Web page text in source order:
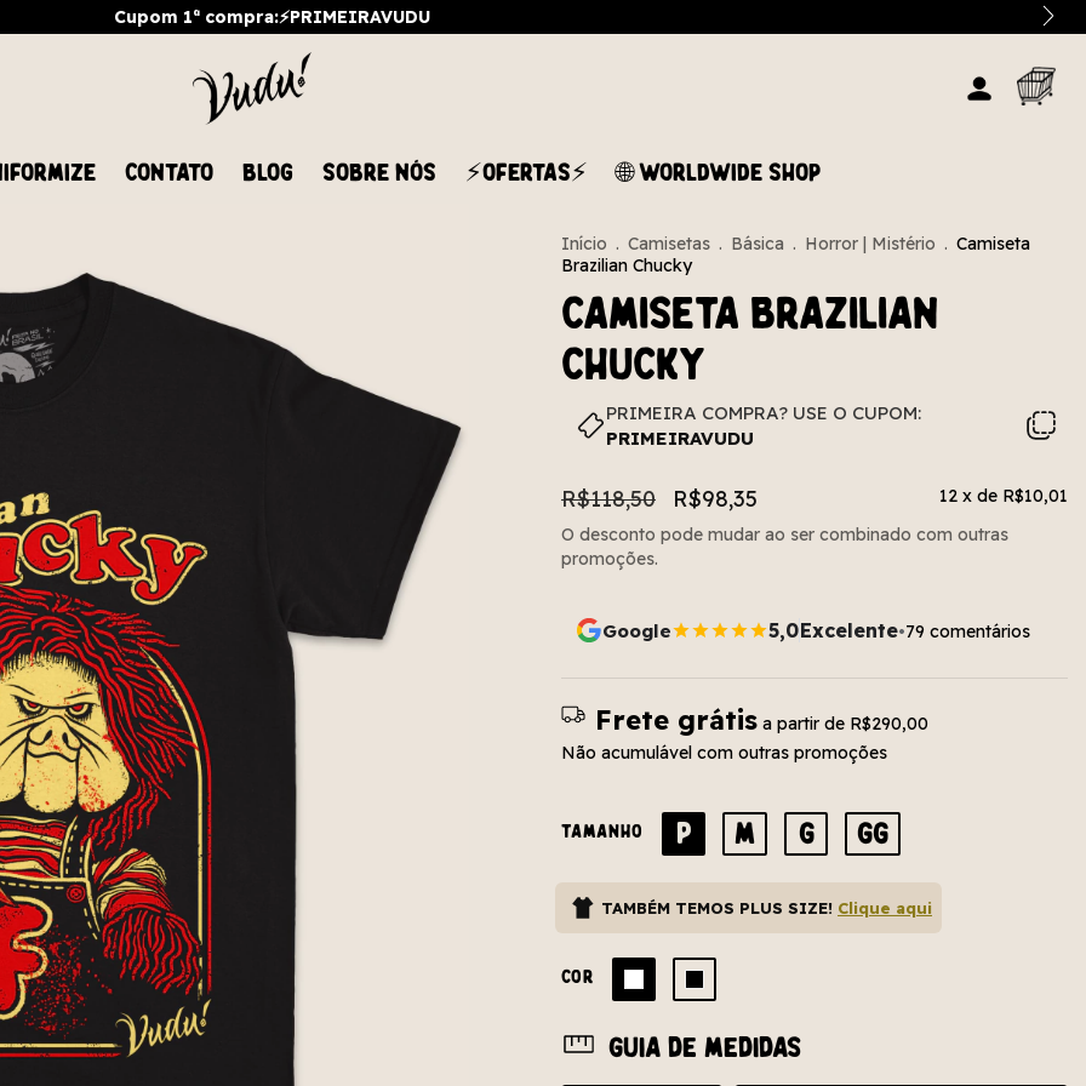
Cupom 1ª compra:⚡PRIMEIRAVUDU
CONTATO BLOG SOBRE NÓS ⚡OFERTAS⚡ 🌐 WORLDWIDE SHOP
Início . Camisetas . Básica . Horror | Mistério . Camiseta
Brazilian Chucky
Camiseta Brazilian
Chucky
PRIMEIRA COMPRA? USE O CUPOM:
PRIMEIRAVUDU
R$118,50 R$98,35 12 x de R$10,01
O desconto pode mudar ao ser combinado com outras
promoções.
Google 5,0Excelente•79 comentários
Frete grátis a partir de R$290,00
Não acumulável com outras promoções
TAMANHO P M G GG
TAMBÉM TEMOS PLUS SIZE! Clique aqui
COR
Guia de medidas